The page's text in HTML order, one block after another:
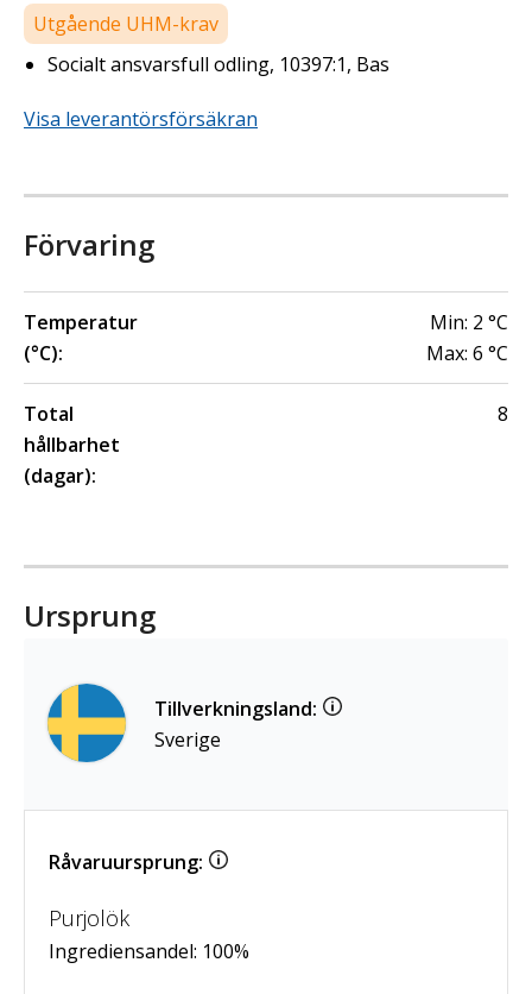
Utgående UHM-krav
Socialt ansvarsfull odling, 10397:1, Bas
Visa leverantörsförsäkran
Förvaring
Temperatur
(°C):
Min: 2 °C
Max: 6 °C
Total
hållbarhet
(dagar):
8
Ursprung
Tillverkningsland:
Sverige
Råvaruursprung:
Purjolök
Ingrediensandel: 100%